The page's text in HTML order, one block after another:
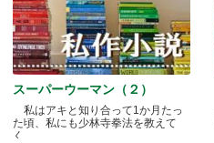
スーパーウーマン（２）
私はアキと知り合って1か月たっ
た頃、私にも少林寺拳法を教えて
く.....